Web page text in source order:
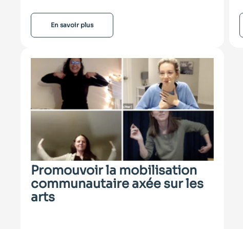
En savoir plus
Promouvoir la mobilisation
communautaire axée sur les
arts